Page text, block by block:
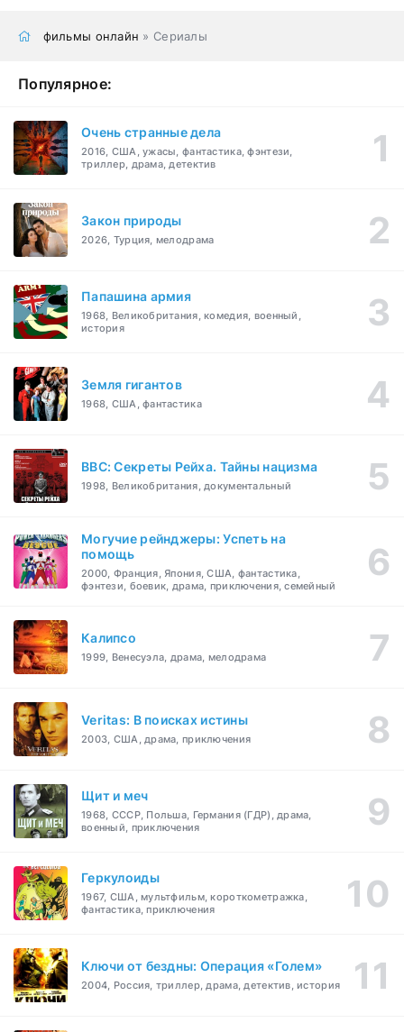
фильмы онлайн » Сериалы
Популярное:
Очень странные дела
2016, США, ужасы, фантастика, фэнтези,
триллер, драма, детектив
Закон природы
2026, Турция, мелодрама
Папашина армия
1968, Великобритания, комедия, военный,
история
Земля гигантов
1968, США, фантастика
BBC: Секреты Рейха. Тайны нацизма
1998, Великобритания, документальный
Могучие рейнджеры: Успеть на
помощь
2000, Франция, Япония, США, фантастика,
фэнтези, боевик, драма, приключения, семейный
Калипсо
1999, Венесуэла, драма, мелодрама
Veritas: В поисках истины
2003, США, драма, приключения
Щит и меч
1968, СССР, Польша, Германия (ГДР), драма,
военный, приключения
Геркулоиды
1967, США, мультфильм, короткометражка,
фантастика, приключения
Ключи от бездны: Операция «Голем»
2004, Россия, триллер, драма, детектив, история